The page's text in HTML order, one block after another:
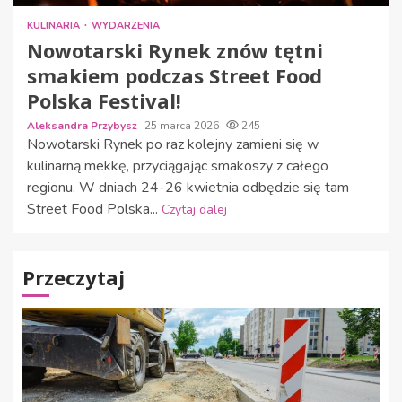
KULINARIA WYDARZENIA
Nowotarski Rynek znów tętni
smakiem podczas Street Food
Polska Festival!
Aleksandra Przybysz 25 marca 2026 245
Nowotarski Rynek po raz kolejny zamieni się w
kulinarną mekkę, przyciągając smakoszy z całego
regionu. W dniach 24-26 kwietnia odbędzie się tam
Street Food Polska... Czytaj dalej
Przeczytaj